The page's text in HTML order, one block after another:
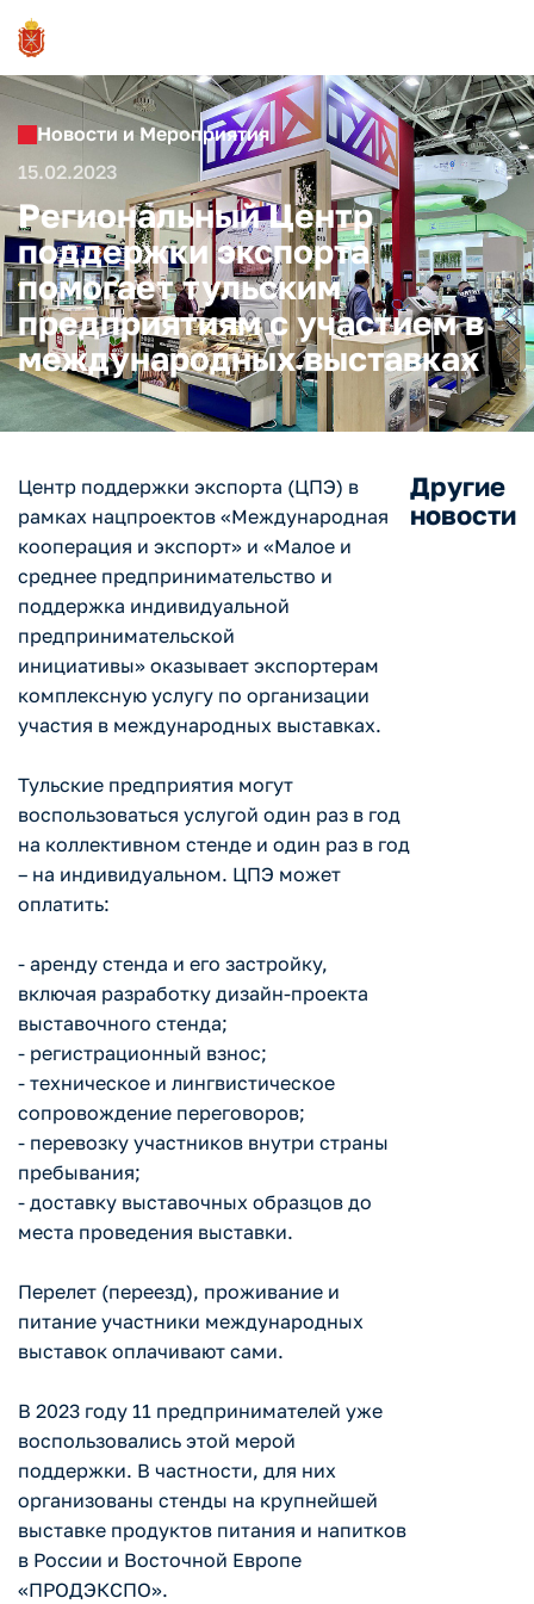
Новости и Мероприятия
15.02.2023
Региональный Центр
поддержки экспорта
помогает тульским
предприятиям с участием в
международных выставках
Центр поддержки экспорта (ЦПЭ) в
рамках нацпроектов «Международная
кооперация и экспорт» и «Малое и
среднее предпринимательство и
поддержка индивидуальной
предпринимательской
инициативы» оказывает экспортерам
комплексную услугу по организации
участия в международных выставках.
Тульские предприятия могут
воспользоваться услугой один раз в год
на коллективном стенде и один раз в год
– на индивидуальном. ЦПЭ может
оплатить:
- аренду стенда и его застройку,
включая разработку дизайн-проекта
выставочного стенда;
- регистрационный взнос;
- техническое и лингвистическое
сопровождение переговоров;
- перевозку участников внутри страны
пребывания;
- доставку выставочных образцов до
места проведения выставки.
Перелет (переезд), проживание и
питание участники международных
выставок оплачивают сами.
В 2023 году 11 предпринимателей уже
воспользовались этой мерой
поддержки. В частности, для них
организованы стенды на крупнейшей
выставке продуктов питания и напитков
в России и Восточной Европе
«ПРОДЭКСПО».
Другие
новости